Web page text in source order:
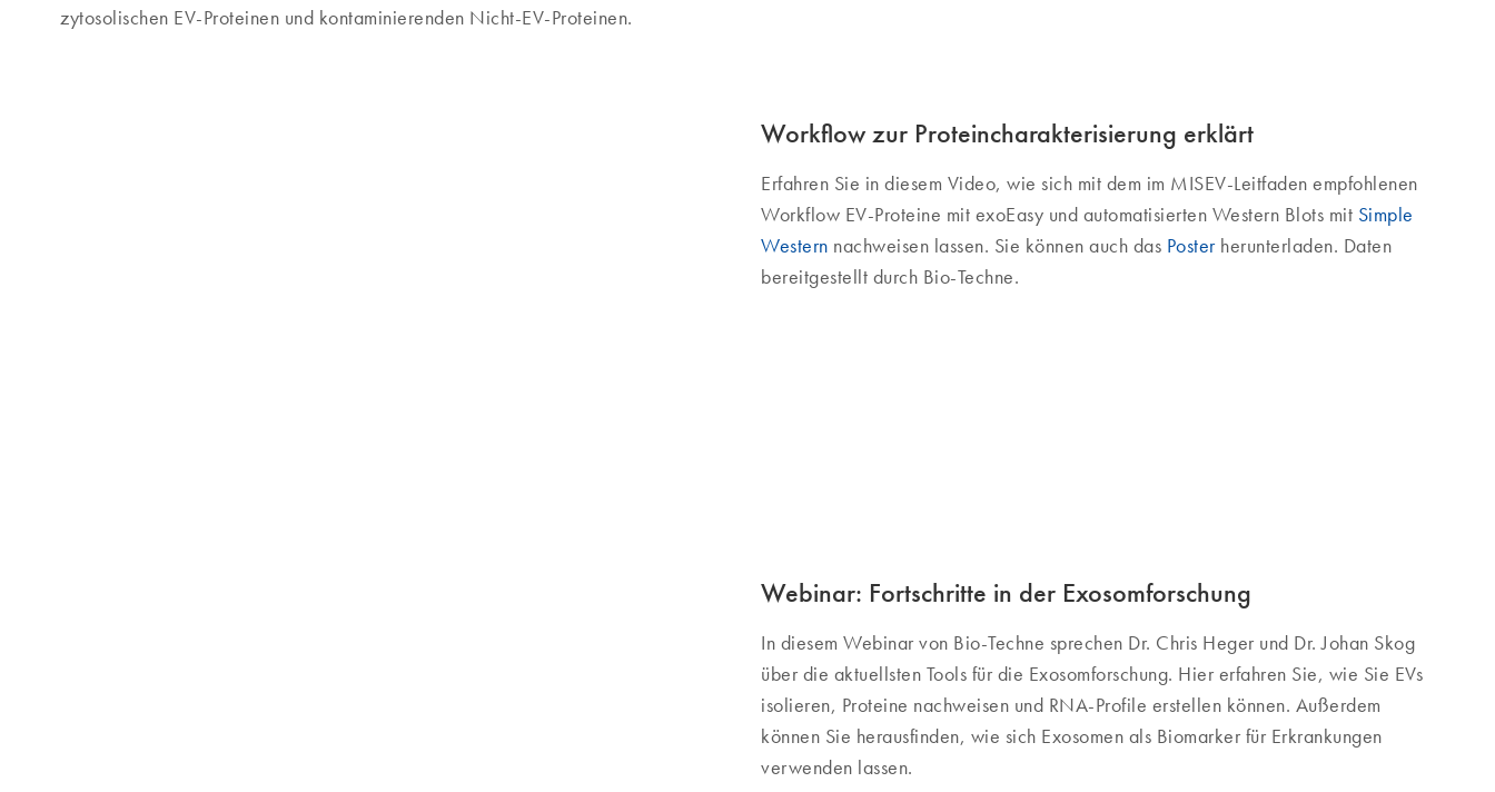
zytosolischen EV-Proteinen und kontaminierenden Nicht-EV-Proteinen.
Workflow zur Proteincharakterisierung erklärt
Erfahren Sie in diesem Video, wie sich mit dem im MISEV-Leitfaden empfohlenen
Workflow EV-Proteine mit exoEasy und automatisierten Western Blots mit Simple
Western nachweisen lassen. Sie können auch das Posterherunterladen. Daten
bereitgestellt durch Bio-Techne.
Webinar: Fortschritte in der Exosomforschung
In diesem Webinar von Bio-Techne sprechen Dr. Chris Heger und Dr. Johan Skog
über die aktuellsten Tools für die Exosomforschung. Hier erfahren Sie, wie Sie EVs
isolieren, Proteine nachweisen und RNA-Profile erstellen können. Außerdem
können Sie herausfinden, wie sich Exosomen als Biomarker für Erkrankungen
verwenden lassen.